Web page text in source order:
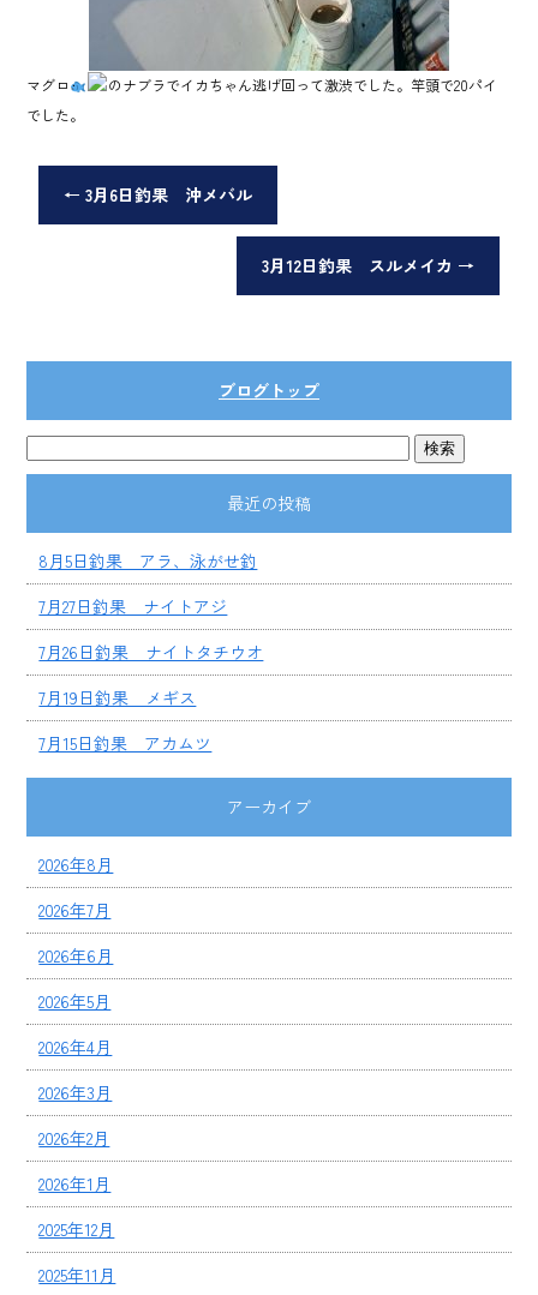
マグロ
のナブラでイカちゃん逃げ回って激渋でした。竿頭で20パイ
でした。
← 3月6日釣果 沖メバル
3月12日釣果 スルメイカ →
ブログトップ
最近の投稿
8月5日釣果 アラ、泳がせ釣
7月27日釣果 ナイトアジ
7月26日釣果 ナイトタチウオ
7月19日釣果 メギス
7月15日釣果 アカムツ
アーカイブ
2026年8月
2026年7月
2026年6月
2026年5月
2026年4月
2026年3月
2026年2月
2026年1月
2025年12月
2025年11月